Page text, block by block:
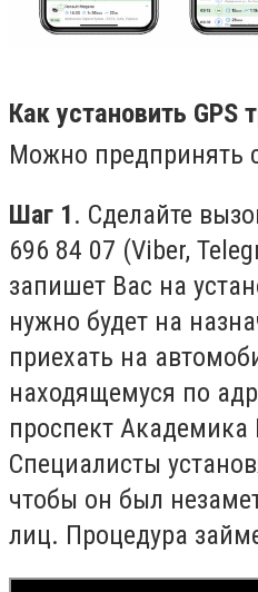
Как установить GPS
Можно предпринять
Шаг 1. Сделайте
696 84 07 (Viber,
запишет Вас на
нужно будет на
приехать на
находящемуся по
проспект Академика
Специалисты
чтобы он был
лиц. Процедура